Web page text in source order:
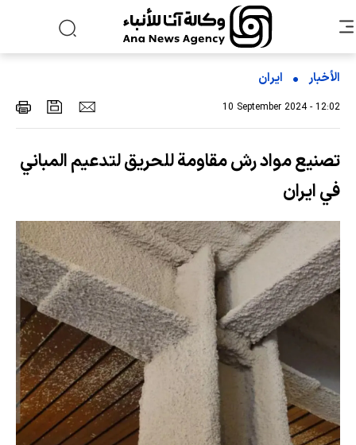
الأخبار ایران
10 September 2024 - 12:02
تصنيع مواد رش مقاومة للحريق لتدعيم المباني
في ايران